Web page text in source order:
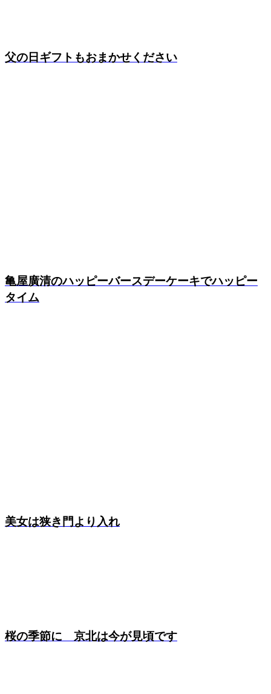
父の日ギフトもおまかせください
亀屋廣清のハッピーバースデーケーキでハッピー
タイム
美女は狭き門より入れ
桜の季節に 京北は今が見頃です